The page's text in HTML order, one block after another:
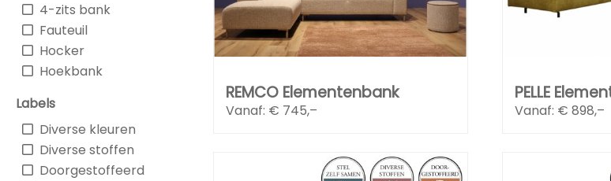
4-zits bank
Fauteuil
Hocker
Hoekbank
Labels
Diverse kleuren
Diverse stoffen
Doorgestoffeerd
REMCO Elementenbank
Vanaf: € 745,–
PELLE
Vanaf: € 898,–